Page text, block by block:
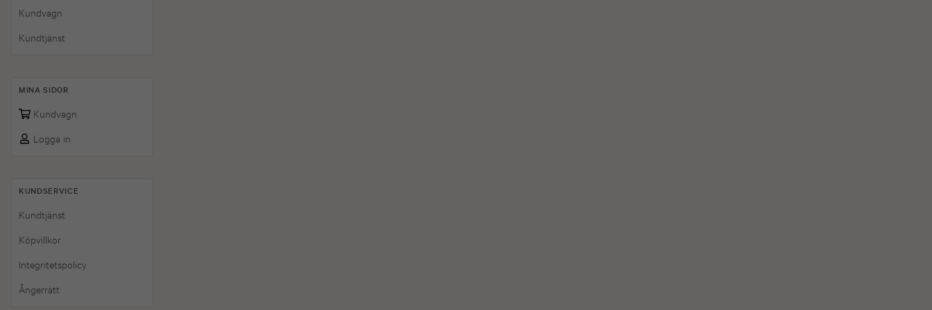
Kundvagn
Kundtjänst
MINA SIDOR
Kundvagn
Logga in
KUNDSERVICE
Kundtjänst
Köpvillkor
Integritetspolicy
Ångerrätt